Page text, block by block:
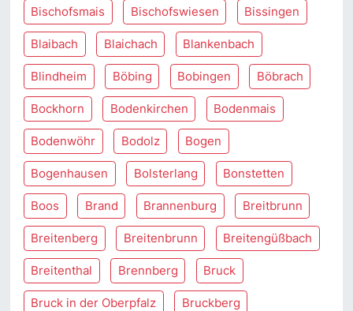
Bischofsmais Bischofswiesen Bissingen
Blaibach Blaichach Blankenbach
Blindheim Böbing Bobingen Böbrach
Bockhorn Bodenkirchen Bodenmais
Bodenwöhr Bodolz Bogen
Bogenhausen Bolsterlang Bonstetten
Boos Brand Brannenburg Breitbrunn
Breitenberg Breitenbrunn Breitengüßbach
Breitenthal Brennberg Bruck
Bruck in der Oberpfalz Bruckberg